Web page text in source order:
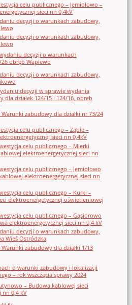
celu publicznego – Jemiołowo –
sieci nn 0,4kV
decyzji o warunkach zabudowy,
decyzji o warunkach zabudowy,
decyzji o warunkach
obręb Waplewo
decyzji o warunkach zabudowy,
decyzji w sprawie wydania
dla działek 124/15 i 124/16, obręb
Warunki zabudowy dla działki nr 73/24
celu publicznego – Ząbie –
sieci nn 0,4kV
celu publicznego – Mierki
elektroenergetycznej sieci nn
celu publicznego – Jemiołowo
elektroenergetycznej sieci nn
celu publicznego – Kurki –
elektroenergetycznej oświetleniowej
celu publicznego – Gąsiorowo
elektroenergetycznej sieci nn 0,4 kV
decyzji o warunkach zabudowy,
Wieś Ostródzka
Warunki zabudowy dla działki 1/13
o warunki zabudowy i lokalizacji
– rok wszczęcia sprawy 2024
– Budowa kablowej sieci
nn 0,4 kV